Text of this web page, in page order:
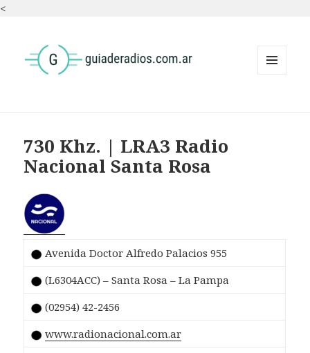
<
730 Khz. | LRA3 Radio
Nacional Santa Rosa
Avenida Doctor Alfredo Palacios 955
(L6304ACC) – Santa Rosa – La Pampa
(02954) 42-2456
www.radionacional.com.ar